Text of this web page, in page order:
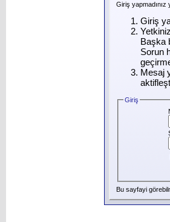
Giriş yapmadınız
Giriş
Başka
Sorun
Mesaj
Giriş
Bu sayfayi